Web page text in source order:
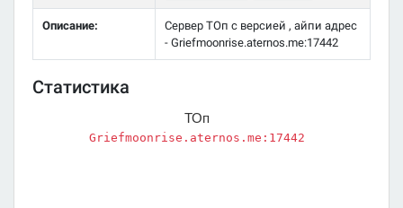
Описание:
Сервер ТОп с версией , айпи адрес
- Griefmoonrise.aternos.me:17442
Статистика
ТОп
Griefmoonrise.aternos.me:17442